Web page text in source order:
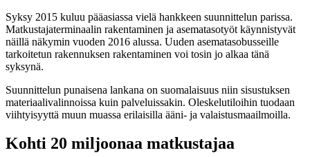
Syksy 2015 kuluu pääasiassa vielä hankkeen suunnittelun parissa.
Matkustajaterminaalin rakentaminen ja asematasotyöt käynnistyvät
näillä näkymin vuoden 2016 alussa. Uuden asematasobusseille
tarkoitetun rakennuksen rakentaminen voi tosin jo alkaa tänä
syksynä.
Suunnittelun punaisena lankana on suomalaisuus niin sisustuksen
materiaalivalinnoissa kuin palveluissakin. Oleskelutiloihin tuodaan
viihtyisyyttä muun muassa erilaisilla ääni- ja valaistusmaailmoilla.
Kohti 20 miljoonaa matkustajaa